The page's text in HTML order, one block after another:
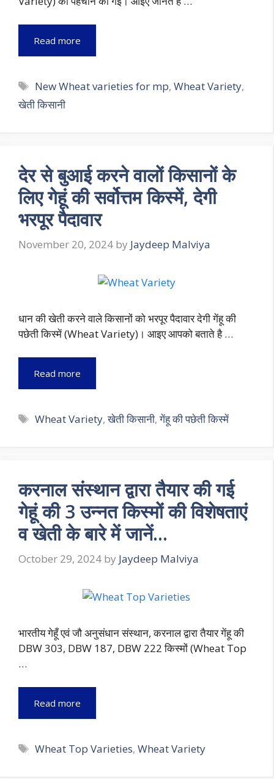
Read more
Tags
New Wheat varieties for mp,Wheat Variety,
खेती किसानी
देर से बुआई करने वालों किसानों के
लिए गेहूं की सर्वोत्तम किस्में, देगी
भरपूर पैदावार
November 20, 2024 by Jaydeep Malviya
धान की खेती करने वाले किसानों को भरपूर पैदावार देगी गेंहू की
पछेती किस्में (Wheat Variety)। आइए आपको बताते है …
Read more
Tags
Wheat Variety,खेती किसानी,गेंहू की पछेती किस्में
करनाल संस्थान द्वारा तैयार की गई
गेहूं की 3 उन्नत किस्मों की विशेषताएं
व खेती के बारे में जानें…
October 29, 2024 by Jaydeep Malviya
भारतीय गेहूँ एवं जौ अनुसंधान संस्थान, करनाल द्वारा तैयार गेंहू की
DBW 303, DBW 187, DBW 222 किस्मों (Wheat Top
…
Read more
Tags
Wheat Top Varieties,Wheat Variety